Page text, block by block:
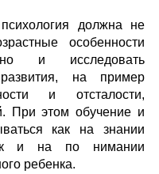
должна не
особенности
но и исследовать
на пример
и отсталости,
При этом обучение и
как на знании
и на по нимании
ребенка.